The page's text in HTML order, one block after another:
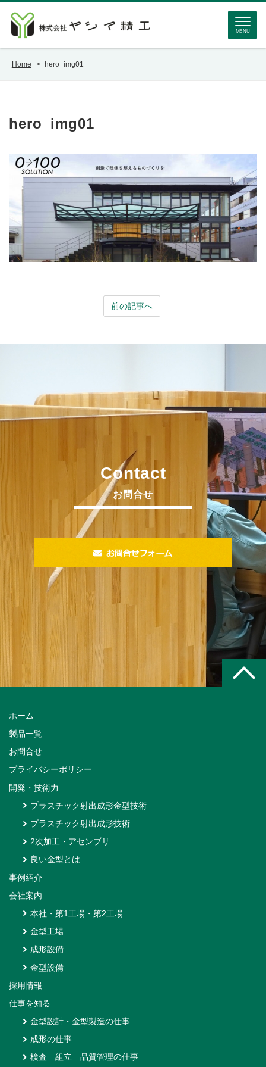
MENU
Home > hero_img01
hero_img01
前の記事へ
Contact
お問合せ
ホーム
製品一覧
お問合せ
プライバシーポリシー
開発・技術力
プラスチック射出成形金型技術
プラスチック射出成形技術
2次加工・アセンブリ
良い金型とは
事例紹介
会社案内
本社・第1工場・第2工場
金型工場
成形設備
金型設備
採用情報
仕事を知る
金型設計・金型製造の仕事
成形の仕事
検査 組立 品質管理の仕事